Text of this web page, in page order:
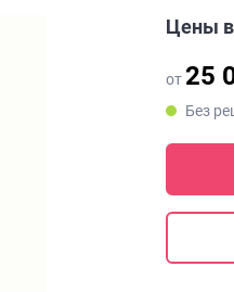
Цены в
от 25
Без